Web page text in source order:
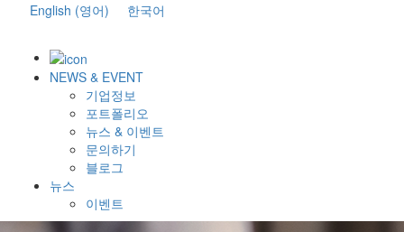
English (영어) 한국어
NEWS & EVENT
기업정보
포트폴리오
뉴스 & 이벤트
문의하기
블로그
뉴스
이벤트